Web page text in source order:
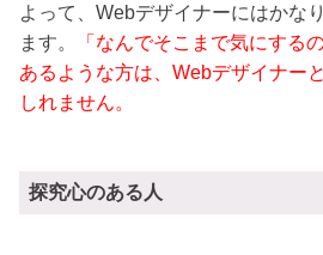
よって、Webデザイナーにはかな
ます。
「なんでそこまで気にする
あるような方は、Webデザイナー
しれません。
探究心のある人